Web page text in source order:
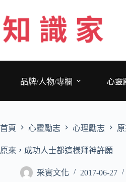
至
主
要
品牌/人物/專欄
心靈
首頁 心靈勵志 心理勵志
原來，成功人士都這樣拜神許願
采實文化 2017-06-27